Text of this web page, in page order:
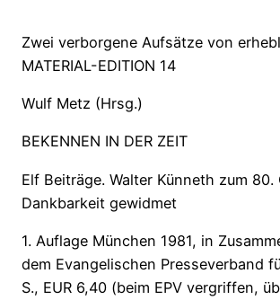
Zwei verborgene Aufsätze von
MATERIAL-EDITION 14
Wulf Metz (Hrsg.)
BEKENNEN IN DER ZEIT
Elf Beiträge. Walter Künneth zum
Dankbarkeit gewidmet
1. Auflage München 1981, in
dem Evangelischen Presseverband
S., EUR 6,40 (beim EPV vergriffen,